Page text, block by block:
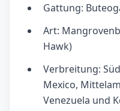
Gattung:
Art:
Hawk)
Verbreitung:
Mexico,
Venezuela und